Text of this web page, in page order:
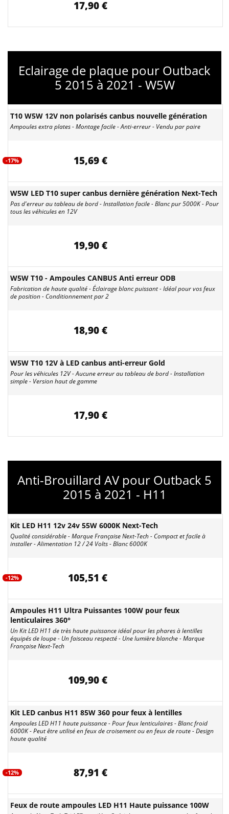
17,90 €
Eclairage de plaque pour Outback
5 2015 à 2021 - W5W
T10 W5W 12V non polarisés canbus nouvelle génération
Ampoules extra plates - Montage facile - Anti-erreur - Vendu par paire
-17% 15,69 €
W5W LED T10 super canbus dernière génération Next-Tech
Pas d'erreur au tableau de bord - Installation facile - Blanc pur 5000K - Pour
tous les véhicules en 12V
19,90 €
W5W T10 - Ampoules CANBUS Anti erreur ODB
Fabrication de haute qualité - Éclairage blanc puissant - Idéal pour vos feux
de position - Conditionnement par 2
18,90 €
W5W T10 12V à LED canbus anti-erreur Gold
Pour les véhicules 12V - Aucune erreur au tableau de bord - Installation
simple - Version haut de gamme
17,90 €
Anti-Brouillard AV pour Outback 5
2015 à 2021 - H11
Kit LED H11 12v 24v 55W 6000K Next-Tech
Qualité considérable - Marque Française Next-Tech - Compact et facile à
installer - Alimentation 12 / 24 Volts - Blanc 6000K
-12% 105,51 €
Ampoules H11 Ultra Puissantes 100W pour feux
lenticulaires 360°
Un Kit LED H11 de très haute puissance idéal pour les phares à lentilles
équipés de loupe - Un faisceau respecté - Une lumière blanche - Marque
Française Next-Tech
109,90 €
Kit LED canbus H11 85W 360 pour feux à lentilles
Ampoules LED H11 haute puissance - Pour feux lenticulaires - Blanc froid
6000K - Peut être utilisé en feux de croisement ou en feux de route - Design
haute qualité
-12% 87,91 €
Feux de route ampoules LED H11 Haute puissance 100W